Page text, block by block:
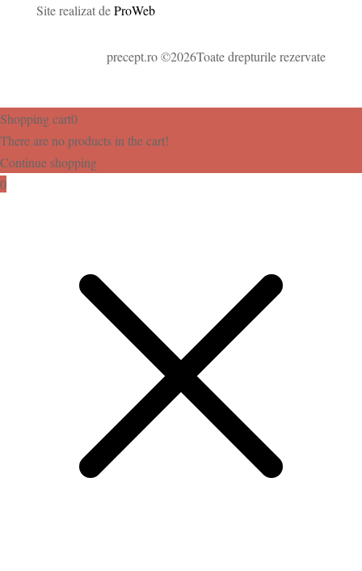
Site realizat deProWeb
precept.ro ©2026Toate drepturile rezervate
Shopping cart0
There are no products in the cart!
Continue shopping
0